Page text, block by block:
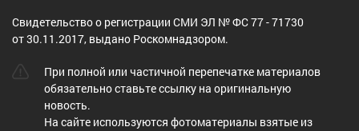
Cвидетельство о регистрации СМИ ЭЛ № ФС 77 - 71730
от 30.11.2017, выдано Роскомнадзором.
При полной или частичной перепечатке материалов
обязательно ставьте ссылку на оригинальную
новость.
На сайте используются фотоматериалы взятые из